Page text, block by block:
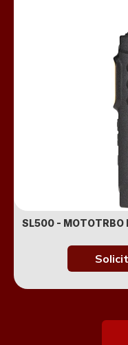
SL500 - MOTOTRBO